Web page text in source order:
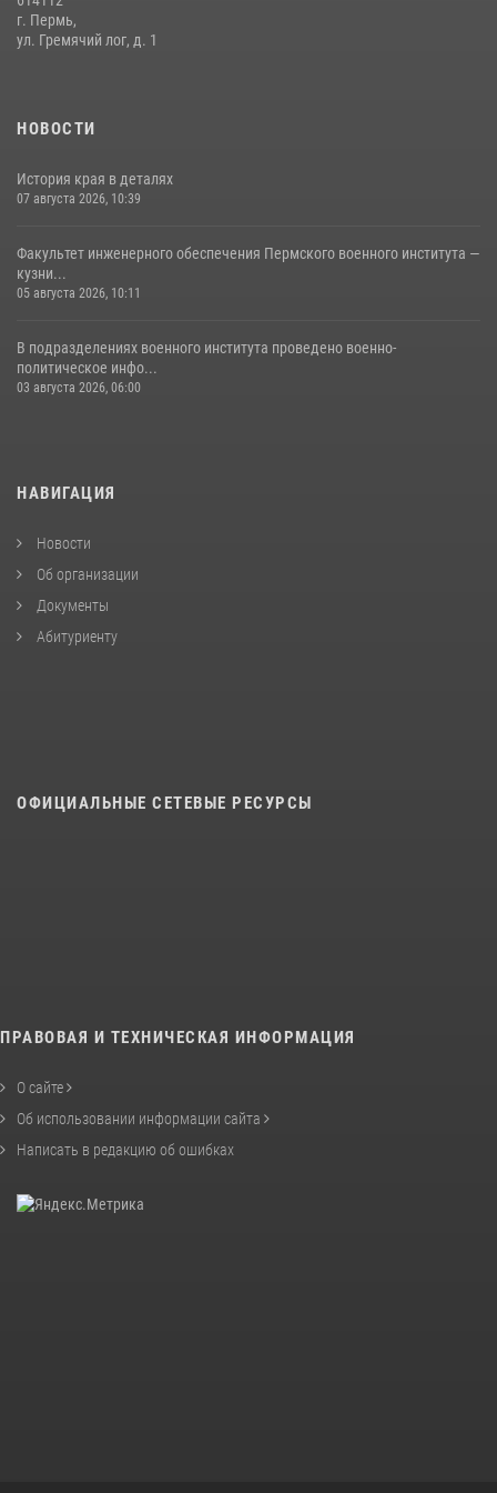
г. Пермь,
ул. Гремячий лог, д. 1
НОВОСТИ
История края в деталях
07 августа 2026, 10:39
Факультет инженерного обеспечения Пермского военного института —
кузни...
05 августа 2026, 10:11
В подразделениях военного института проведено военно-
политическое инфо...
03 августа 2026, 06:00
НАВИГАЦИЯ
Новости
Об организации
Документы
Абитуриенту
ОФИЦИАЛЬНЫЕ СЕТЕВЫЕ РЕСУРСЫ
ПРАВОВАЯ И ТЕХНИЧЕСКАЯ ИНФОРМАЦИЯ
О сайте
Об использовании информации сайта
Написать в редакцию об ошибках